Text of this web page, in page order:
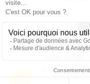
La
La Cinémathèque